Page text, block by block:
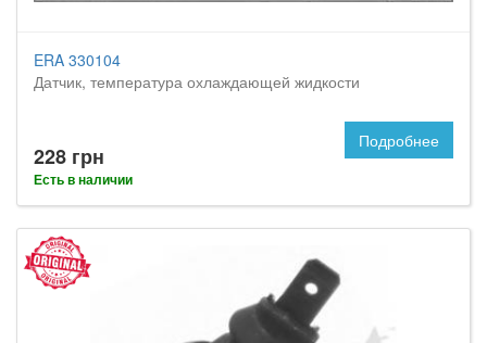
ERA 330104
Датчик, температура охлаждающей жидкости
228 грн
Есть в наличии
Подробнее